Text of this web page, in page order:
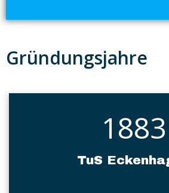
Gründungsjahre
1883
TuS